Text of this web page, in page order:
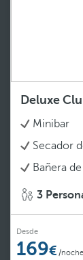
Deluxe
Minibar
Secador
Bañera
3
Desde
169 /noche